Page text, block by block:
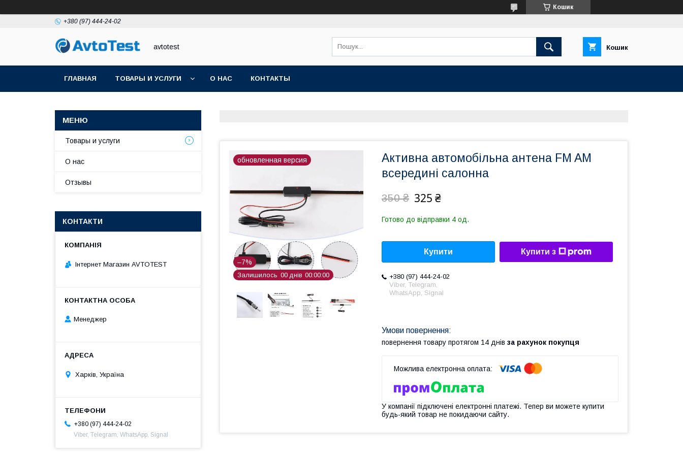
Кошик
+380 (97) 444-24-02
avtotest Кошик
ГЛАВНАЯ ТОВАРЫ И УСЛУГИ О НАС КОНТАКТЫ
обновленная версия
–7%
Залишилось 00 днів 00 00 00
Активна автомобільна антена FM AM
всередині салонна
350 ₴ 325 ₴
Готово до відправки 4 од.
Купити Купити з
+380 (97) 444-24-02
Viber, Telegram,
WhatsApp, Signal
повернення товару протягом 14 днів за рахунок покупця
У компанії підключені електронні платежі. Тепер ви можете купити
будь-який товар не покидаючи сайту.
Товары и услуги
О нас
Отзывы
КОНТАКТИ
Інтернет Магазин AVTOTEST
Менеджер
Харків, Україна
+380 (97) 444-24-02
Viber, Telegram, WhatsApp, Signal